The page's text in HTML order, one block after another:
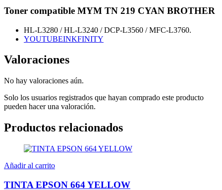
Toner compatible MYM TN 219 CYAN BROTHER
HL-L3280 / HL-L3240 / DCP-L3560 / MFC-L3760.
YOUTUBEINKFINITY
Valoraciones
No hay valoraciones aún.
Solo los usuarios registrados que hayan comprado este producto
pueden hacer una valoración.
Productos relacionados
Añadir al carrito
TINTA EPSON 664 YELLOW